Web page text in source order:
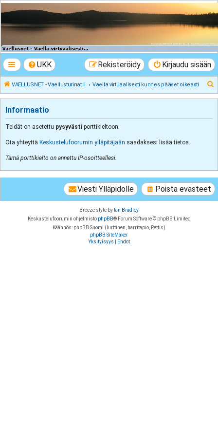
VAELLUSNET -
Vaellusturinat II
UKK Kirjaudu sisään
Rekisteröidy
VAELLUSNET - Vaellusturinat II Vaella virtuaalisesti kunnes pääset oikeasti
Informaatio
Teidät on asetettu pysyvästi porttikieltoon.
Ota yhteyttä Keskustelufoorumin ylläpitäjään saadaksesi lisää tietoa.
Tämä porttikielto on annettu IP-osoitteellesi.
Poista evästeet
Viesti Ylläpidolle
Breeze style by Ian Bradley
Keskustelufoorumin ohjelmisto phpBB® Forum Software © phpBB Limited
Käännös: phpBB Suomi (lurttinen, harritapio, Pettis)
phpBB SiteMaker
Yksityisyys
Ehdot